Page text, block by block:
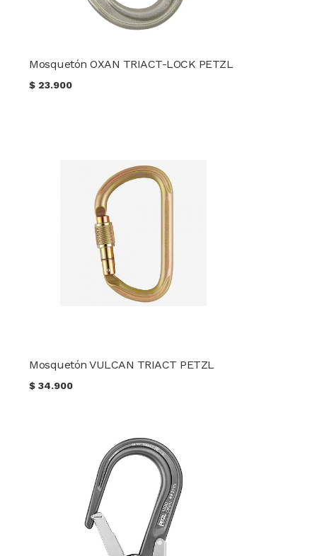
Mosquetón OXAN TRIACT-LOCK PETZL
$ 23.900
Mosquetón VULCAN TRIACT PETZL
$34.900